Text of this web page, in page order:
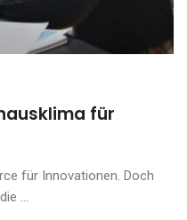
für
für Innovationen. Doch
...